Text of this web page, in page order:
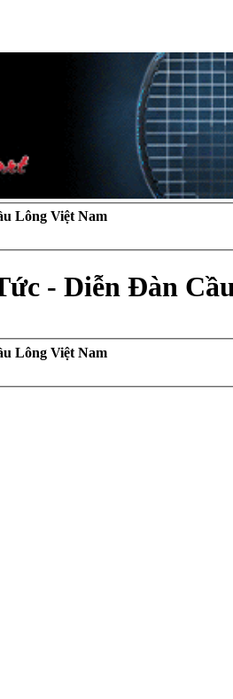
Lông Việt Nam
- Diễn Đàn
Lông Việt Nam